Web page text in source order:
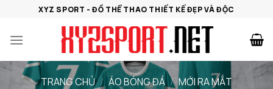
nội
XYZ SPORT - ĐỒ THỂ THAO THIẾT KẾ ĐẸP VÀ ĐỘC
TRANG CHỦ / ÁO BÓNG ĐÁ / MỚI RA MẮT